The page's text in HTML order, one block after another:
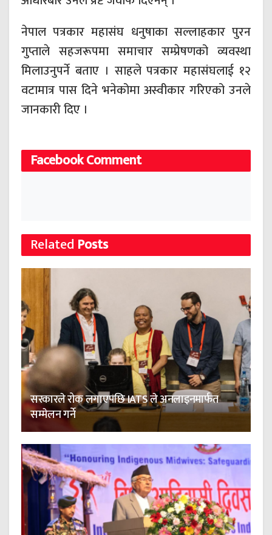
नेपाल पत्रकार महासंघ धनुषाका सल्लाहकार पुरन
गुप्ताले सहजरूपमा समाचार सम्प्रेषणको व्यवस्था
मिलाउनुपर्ने बताए । साहले पत्रकार महासंघलाई १२
वटामात्र पास दिने भनेकोमा अस्वीकार गरिएको उनले
जानकारी दिए ।
Facebook Comment
Related Posts
सरकारले रोक लगाएपछि IATS ले अनलाइनमार्फत
सम्मेलन गर्ने